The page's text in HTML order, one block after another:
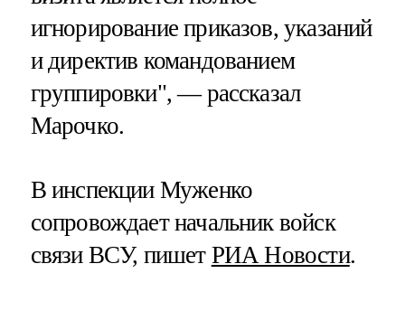
игнорирование приказов, указаний
и директив командованием
группировки", — рассказал
Марочко.
В инспекции Муженко
сопровождает начальник войск
связи ВСУ, пишет РИА Новости.